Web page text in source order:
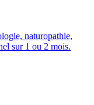
naturopathie,
sur 1 ou 2 mois.